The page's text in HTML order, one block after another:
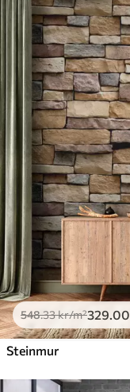
548.33kr/m²329.00
Steinmur